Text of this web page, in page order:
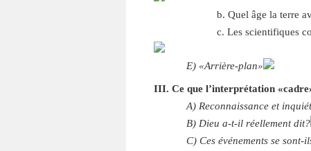
b. Quel âge la terre
c. Les scientifiques
E) «Arrière-plan»
III. Ce que l’interprétation
A) Reconnaissance et
B) Dieu a-t-il réellement dit?
C) Ces événements se